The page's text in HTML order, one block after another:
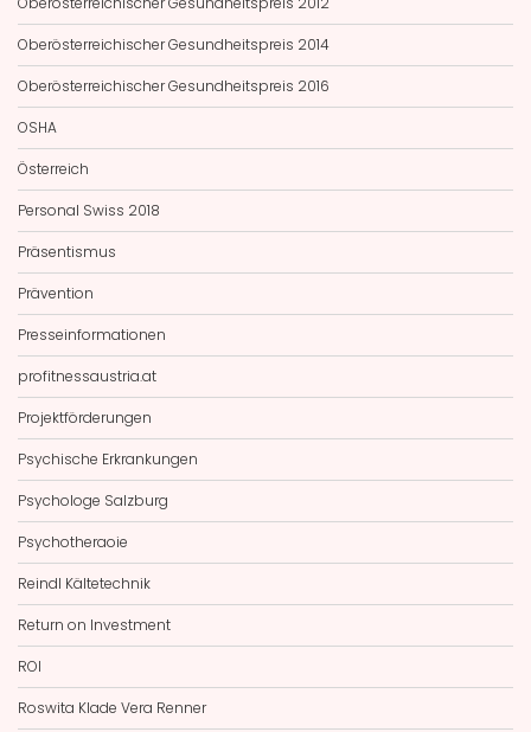
Oberösterreichischer Gesundheitspreis 2014
Oberösterreichischer Gesundheitspreis 2016
OSHA
Österreich
Personal Swiss 2018
Präsentismus
Prävention
Presseinformationen
profitnessaustria.at
Projektförderungen
Psychische Erkrankungen
Psychologe Salzburg
Psychotheraoie
Reindl Kältetechnik
Return on Investment
ROI
Roswita Klade Vera Renner